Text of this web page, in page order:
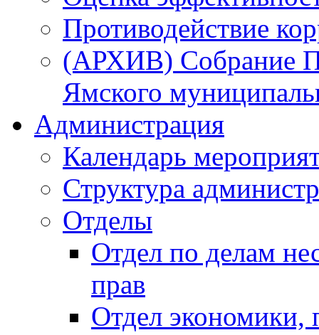
Противодействие
(АРХИВ) Собрание
Ямского
Администрация
Календарь
Структура
Отделы
Отдел по делам
прав
Отдел экономики,